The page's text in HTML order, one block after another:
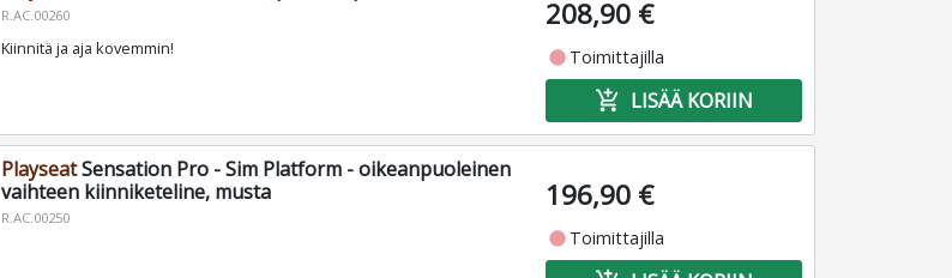
R.AC.00260
Kiinnitä ja aja kovemmin!
208,90 €
fiber_manual_record Toimittajilla
add_shopping_cart LISÄÄ KORIIN
PlayseatSensation Pro - Sim Platform - oikeanpuoleinen
vaihteen kiinniketeline, musta
R.AC.00250
196,90 €
fiber_manual_record Toimittajilla